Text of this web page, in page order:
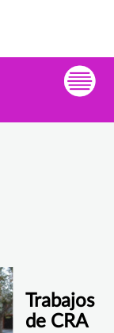
Trabajos
de CRA